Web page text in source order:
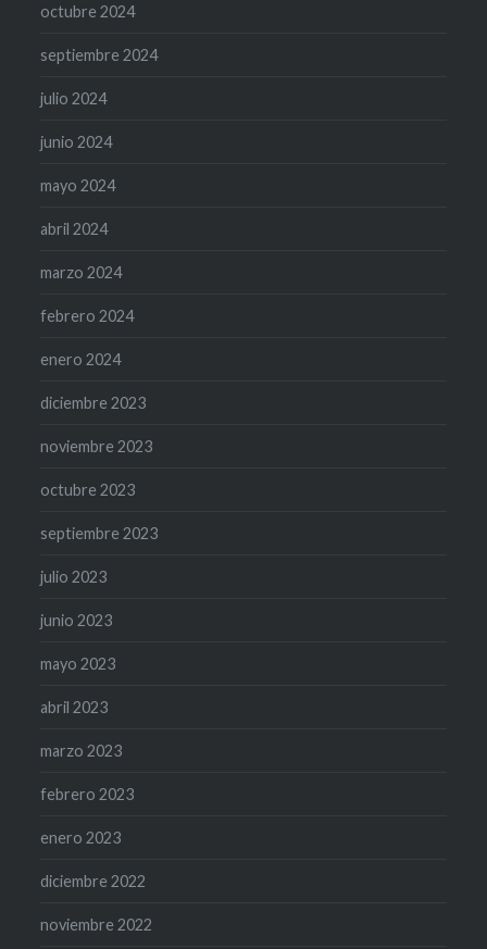
octubre 2024
septiembre 2024
julio 2024
junio 2024
mayo 2024
abril 2024
marzo 2024
febrero 2024
enero 2024
diciembre 2023
noviembre 2023
octubre 2023
septiembre 2023
julio 2023
junio 2023
mayo 2023
abril 2023
marzo 2023
febrero 2023
enero 2023
diciembre 2022
noviembre 2022